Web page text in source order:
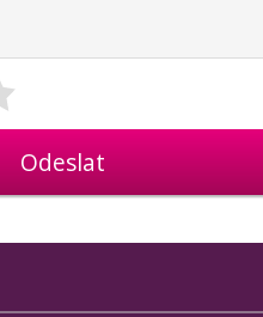
Odeslat